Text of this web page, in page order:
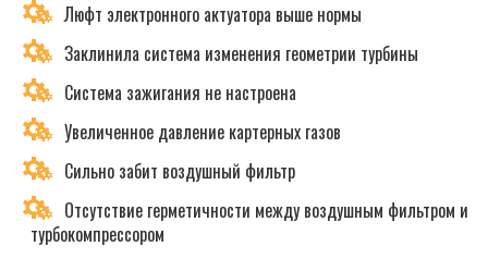
Люфт электронного актуатора выше нормы
Заклинила система изменения геометрии турбины
Система зажигания не настроена
Увеличенное давление картерных газов
Сильно забит воздушный фильтр
Отсутствие герметичности между воздушным фильтром и
турбокомпрессором